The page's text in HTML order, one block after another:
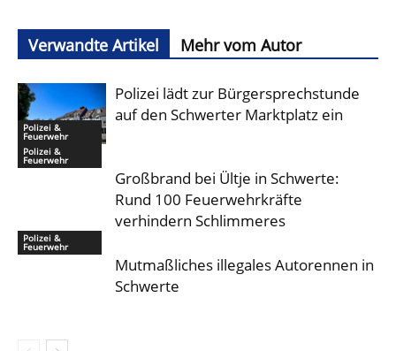
Verwandte Artikel Mehr vom Autor
Polizei &
Feuerwehr
Polizei lädt zur Bürgersprechstunde
auf den Schwerter Marktplatz ein
Polizei &
Feuerwehr
Großbrand bei Ültje in Schwerte:
Rund 100 Feuerwehrkräfte
verhindern Schlimmeres
Polizei &
Feuerwehr
Mutmaßliches illegales Autorennen in
Schwerte